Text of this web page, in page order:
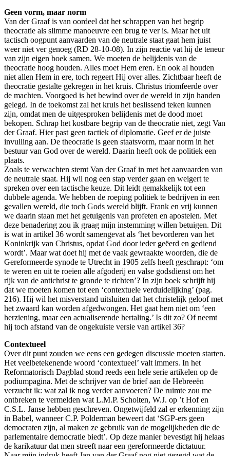
Geen vorm, maar norm
Van der Graaf is van oordeel dat het schrappen van het begrip
theocratie als slimme manoeuvre een brug te ver is. Maar het uit
tactisch oogpunt aanvaarden van de neutrale staat gaat hem juist
weer niet ver genoeg (RD 28-10-08). In zijn reactie vat hij de teneur
van zijn eigen boek samen. We moeten de belijdenis van de
theocratie hoog houden. Alles moet Hem eren. En ook al houden
niet allen Hem in ere, toch regeert Hij over alles. Zichtbaar heeft de
theocratie gestalte gekregen in het kruis. Christus triomfeerde over
de machten. Voorgoed is het bewind over de wereld in zijn handen
gelegd. In de toekomst zal het kruis het beslissend teken kunnen
zijn, omdat men de uitgesproken belijdenis met de dood moet
bekopen. Schrap het kostbare begrip van de theocratie niet, zegt Van
der Graaf. Hier past geen tactiek of diplomatie. Geef er de juiste
invulling aan. De theocratie is geen staatsvorm, maar norm in het
bestuur van God over de wereld. Daarin heeft ook de politiek een
plaats.
Zoals te verwachten stemt Van der Graaf in met het aanvaarden van
de neutrale staat. Hij wil nog een stap verder gaan en weigert te
spreken over een tactische keuze. Dit leidt gemakkelijk tot een
dubbele agenda. We hebben de roeping politiek te bedrijven in een
gevallen wereld, die toch Gods wereld blijft. Frank en vrij kunnen
we daarin staan met het getuigenis van profeten en apostelen. Met
deze benadering zou ik graag mijn instemming willen betuigen. Dit
is wat in artikel 36 wordt samengevat als ‘het bevorderen van het
Koninkrijk van Christus, opdat God door ieder geëerd en gediend
wordt’. Maar wat doet hij met de vaak gewraakte woorden, die de
Gereformeerde synode te Utrecht in 1905 zelfs heeft geschrapt: ‘om
te weren en uit te roeien alle afgoderij en valse godsdienst om het
rijk van de antichrist te gronde te richten’? In zijn boek schrijft hij
dat we moeten komen tot een ‘contextuele verduidelijking’ (pag.
216). Hij wil het misverstand uitsluiten dat het christelijk geloof met
het zwaard kan worden afgedwongen. Het gaat hem niet om ‘een
herziening, maar een actualiserende hertaling.’ Is dit zo? Of neemt
hij toch afstand van de ongekuiste versie van artikel 36?
Contextueel
Over dit punt zouden we eens een gedegen discussie moeten starten.
Het veelbetekenende woord ‘contextueel’ valt immers. In het
Reformatorisch Dagblad stond reeds een hele serie artikelen op de
podiumpagina. Met de schrijver van de brief aan de Hebreeën
verzucht ik: wat zal ik nog verder aanvoeren? De ruimte zou me
ontbreken te vermelden wat L.M.P. Scholten, W.J. op ’t Hof en
C.S.L. Janse hebben geschreven. Ongetwijfeld zal er erkenning zijn
in Babel, wanneer C.P. Polderman beweert dat ‘SGP-ers geen
democraten zijn, al maken ze gebruik van de mogelijkheden die de
parlementaire democratie biedt’. Op deze manier bevestigt hij helaas
de karikatuur dat men streeft naar een gereformeerde dictatuur.